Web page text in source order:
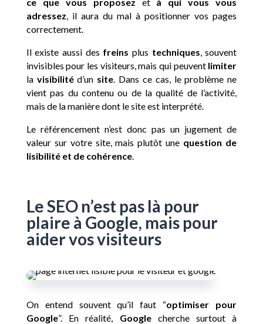
adressez, il aura du mal à positionner vos pages
correctement.
Il existe aussi des freins plus techniques, souvent
invisibles pour les visiteurs, mais qui peuvent limiter
la visibilitéd’un site. Dans ce cas, le problème ne
vient pas du contenu ou de la qualité de l’activité,
mais de la manière dont le site est interprété.
Le référencement n’est donc pas un jugement de
valeur sur votre site, mais plutôt une question de
lisibilité et de cohérence.
Le SEO n’est pas là pour
plaire à Google, mais pour
aider vos visiteurs
On entend souvent qu’il faut “optimiser pour
Google”. En réalité, Googlecherche surtout à